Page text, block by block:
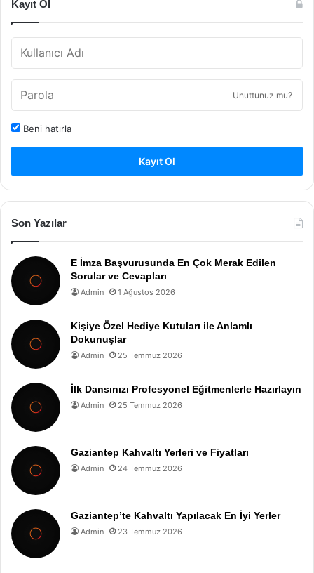
Kayıt Ol
Unuttunuz mu?
Beni hatırla
Kayıt Ol
Son Yazılar
E İmza Başvurusunda En Çok Merak Edilen
Sorular ve Cevapları
Admin 1 Ağustos 2026
Kişiye Özel Hediye Kutuları ile Anlamlı
Dokunuşlar
Admin 25 Temmuz 2026
İlk Dansınızı Profesyonel Eğitmenlerle Hazırlayın
Admin 25 Temmuz 2026
Gaziantep Kahvaltı Yerleri ve Fiyatları
Admin 24 Temmuz 2026
Gaziantep’te Kahvaltı Yapılacak En İyi Yerler
Admin 23 Temmuz 2026